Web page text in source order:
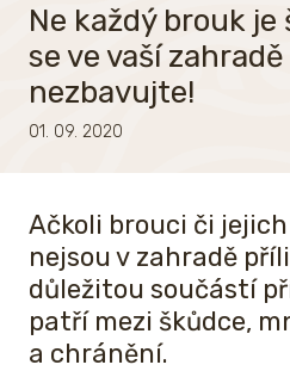
Ne každý brouk
se ve vaší
nezbavujte!
01. 09. 2020
Ačkoli brouci či
nejsou v zahradě
důležitou součástí
patří mezi škůdce,
a chránění.